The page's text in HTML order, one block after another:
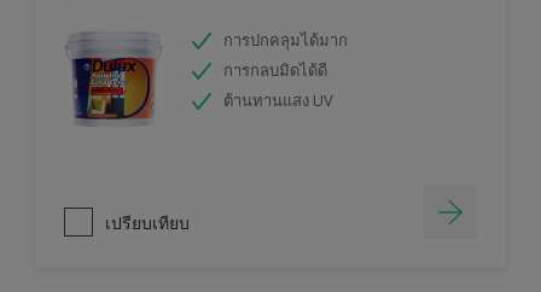
การปกคลุมได้มาก
การกลบมิดได้ดี
ต้านทานแสง UV
เปรียบเทียบ